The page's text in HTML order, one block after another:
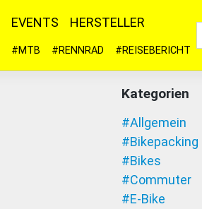
EVENTS HERSTELLER
#MTB #RENNRAD #REISEBERICHT
Kategorien
#Allgemein
#Bikepacking
#Bikes
#Commuter
#E-Bike